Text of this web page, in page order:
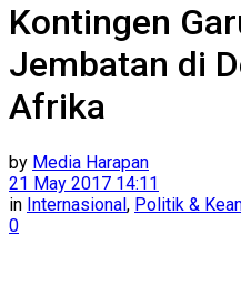
Kontingen
Jembatan di
Afrika
by Media Harapan
21 May 2017 14:11
in Internasional, Politik &
0